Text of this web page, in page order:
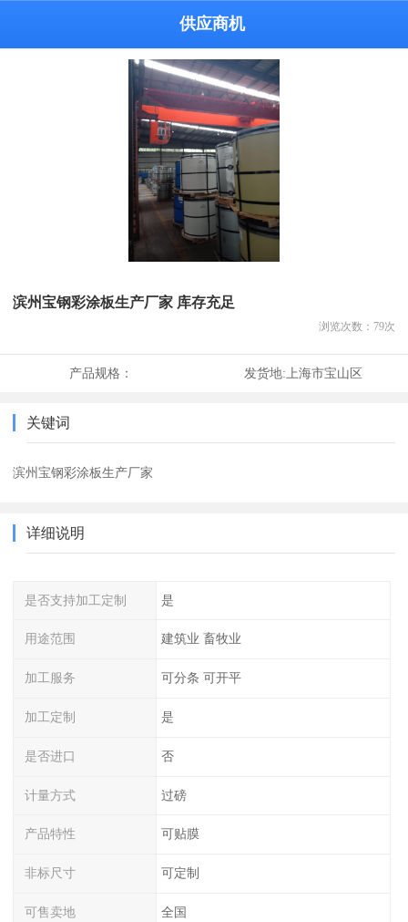
供应商机
滨州宝钢彩涂板生产厂家 库存充足
浏览次数： 79次
产品规格： 发货地:上海市宝山区
关键词
滨州宝钢彩涂板生产厂家
详细说明
是否支持加工定制 是
用途范围 建筑业 畜牧业
加工服务 可分条 可开平
加工定制 是
是否进口 否
计量方式 过磅
产品特性 可贴膜
非标尺寸 可定制
可售卖地 全国